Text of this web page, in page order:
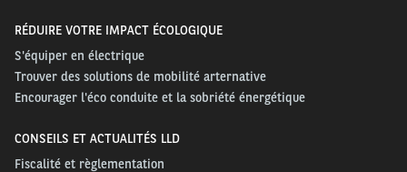
RÉDUIRE VOTRE IMPACT ÉCOLOGIQUE
S'équiper en électrique
Trouver des solutions de mobilité arternative
Encourager l'éco conduite et la sobriété énergétique
CONSEILS ET ACTUALITÉS LLD
Fiscalité et règlementation